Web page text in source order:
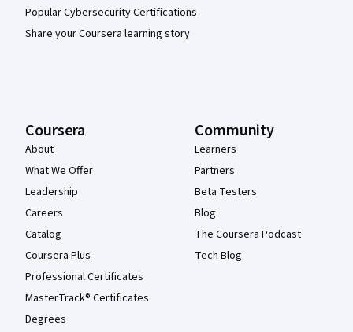
Popular Cybersecurity Certifications
Share your Coursera learning story
Coursera
About
What We Offer
Leadership
Careers
Catalog
Coursera Plus
Professional Certificates
MasterTrack® Certificates
Degrees
Community
Learners
Partners
Beta Testers
Blog
The Coursera Podcast
Tech Blog